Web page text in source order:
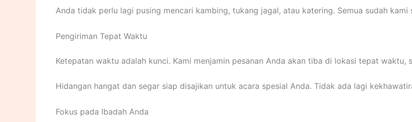
Anda tidak perlu lagi pusing mencari kambing, tukang jagal, atau katering. Semua sudah
Pengiriman Tepat Waktu
Ketepatan waktu adalah kunci. Kami menjamin pesanan Anda akan tiba di lokasi tepat waktu,
Hidangan hangat dan segar siap disajikan untuk acara spesial Anda. Tidak ada lagi
Fokus pada Ibadah Anda